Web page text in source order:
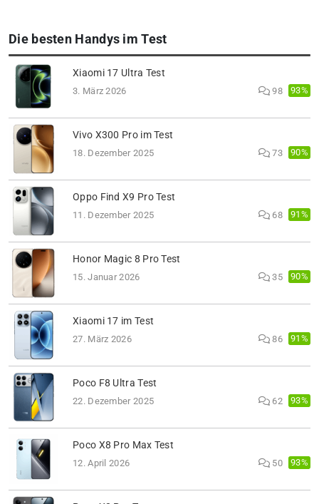
Die besten Handys im Test
Xiaomi 17 Ultra Test
3. März 2026 98 93%
Vivo X300 Pro im Test
18. Dezember 2025 73 90%
Oppo Find X9 Pro Test
11. Dezember 2025 68 91%
Honor Magic 8 Pro Test
15. Januar 2026 35 90%
Xiaomi 17 im Test
27. März 2026 86 91%
Poco F8 Ultra Test
22. Dezember 2025 62 93%
Poco X8 Pro Max Test
12. April 2026 50 93%